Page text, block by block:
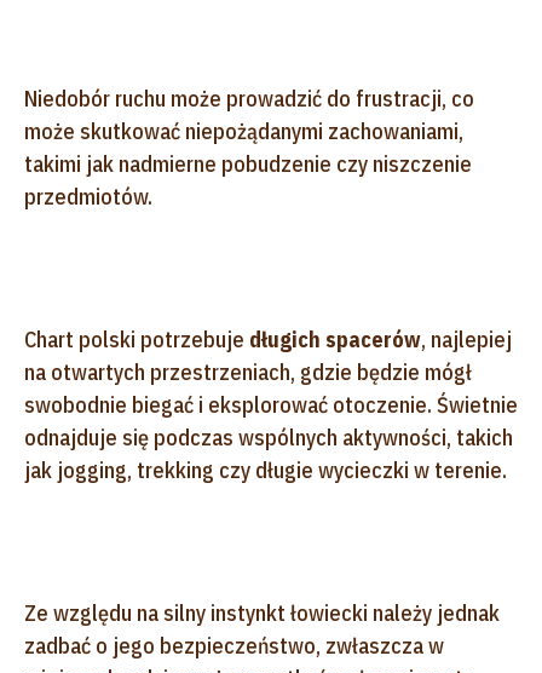
Niedobór ruchu może prowadzić do frustracji, co
może skutkować niepożądanymi zachowaniami,
takimi jak nadmierne pobudzenie czy niszczenie
przedmiotów.
Chart polski potrzebuje długich spacerów, najlepiej
na otwartych przestrzeniach, gdzie będzie mógł
swobodnie biegać i eksplorować otoczenie. Świetnie
odnajduje się podczas wspólnych aktywności, takich
jak jogging, trekking czy długie wycieczki w terenie.
Ze względu na silny instynkt łowiecki należy jednak
zadbać o jego bezpieczeństwo, zwłaszcza w